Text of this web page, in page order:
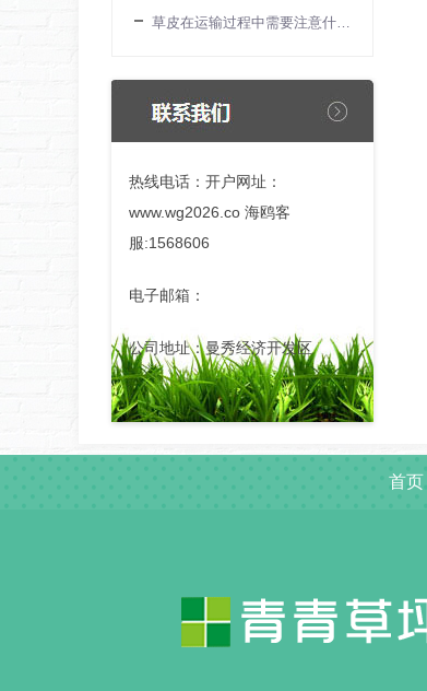
草皮在运输过程中需要注意什么？
热线电话：开户网址：
www.wg2026.co 海鸥客
服:1568606
电子邮箱：
公司地址：曼秀经济开发区
首页